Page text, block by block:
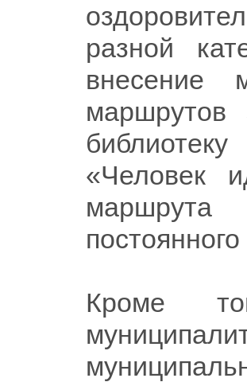
разной
внесение
«Человек
Кроме